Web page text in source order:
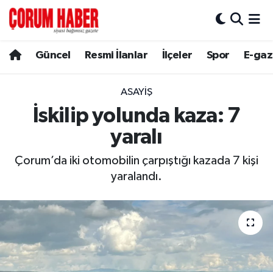
Güncel Resmi İlanlar İlçeler Spor E-
ASAYIŞ
İskilip yolunda kaza: 7
yaralı
Çorum’da iki otomobilin çarpıştığı kazada 7 kişi
yaralandı.
Spor
Resmi İlanlar
Boğazkale
Dodurga
Hava Durumu
Çorum Namaz Vakitleri
Süper Lig Puan Durumu ve Fikstür
Tüm Manşetler
Son Dakika Haberleri
Haber Arşivi